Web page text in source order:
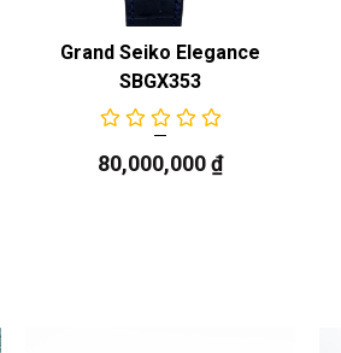
Grand Seiko Elegance
SBGX353
80,000,000₫